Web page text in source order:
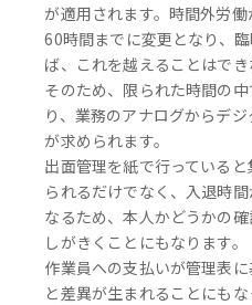
が適用されます。時間外労
60時間までに変更となり、
ば、これを越えることはでき
そのため、限られた時間の
り、業務のアナログからデ
が求められます。
出面管理を紙で行っている
られるだけでなく、入退時
なるため、本人かどうかの
しがきくことにもなります。
作業員への支払いが管理表
と差異が生まれることにもな